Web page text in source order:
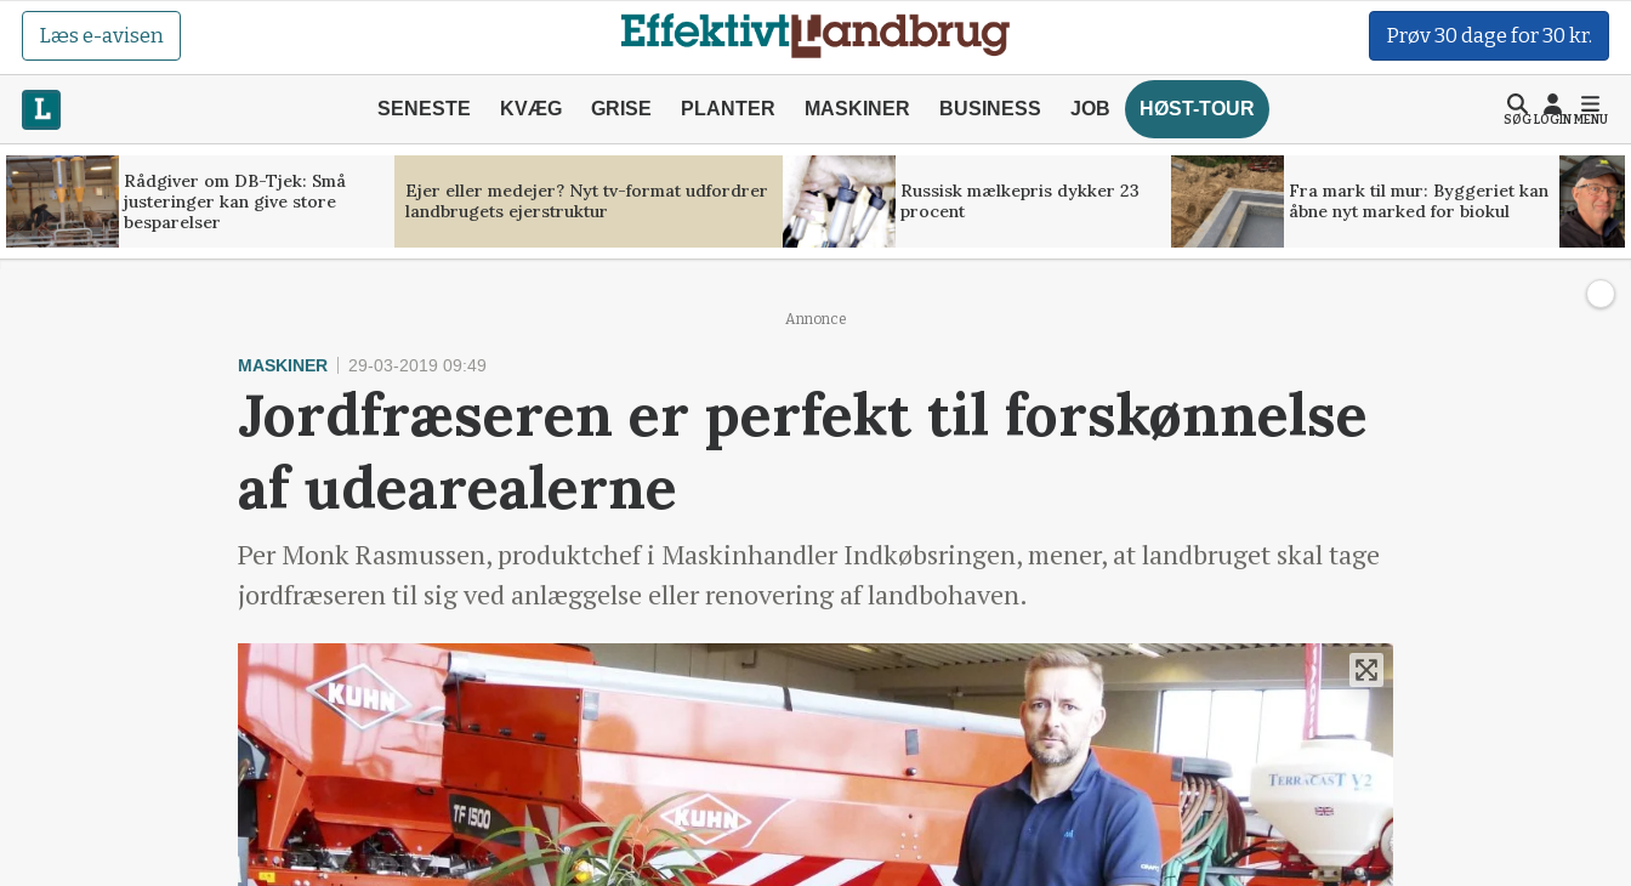
Læs e-avisen Prøv 30 dage for 30 kr.
SENESTE KVÆG GRISE PLANTER MASKINER BUSINESS JOB HØST-TOUR
SØGLOGINMENU
Rådgiver om DB-Tjek: Små
justeringer kan give store
besparelser
Ejer eller medejer? Nyt tv-format udfordrer
landbrugets ejerstruktur
Russisk mælkepris dykker 23
procent
Fra mark til mur: Byggeriet kan
åbne nyt marked for biokul
Annonce
MASKINER 29-03-2019 09:49
Jordfræseren er perfekt til forskønnelse
af udearealerne
Per Monk Rasmussen, produktchef i Maskinhandler Indkøbsringen, mener, at landbruget skal tage
jordfræseren til sig ved anlæggelse eller renovering af landbohaven.